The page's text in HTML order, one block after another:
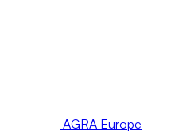
AGRA Europe